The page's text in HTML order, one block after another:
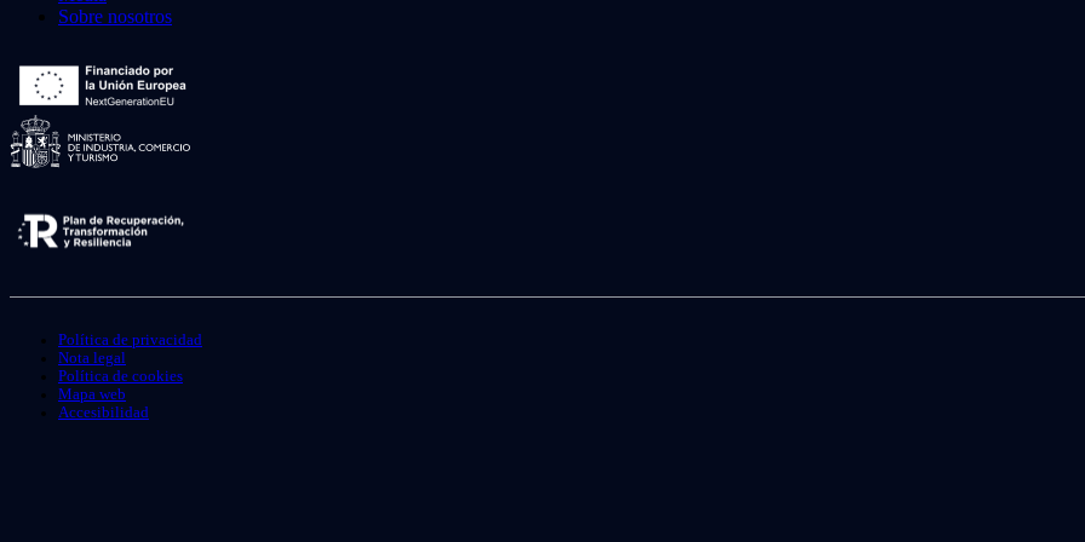
Sobre nosotros
Política de privacidad
Nota legal
Política de cookies
Mapa web
Accesibilidad